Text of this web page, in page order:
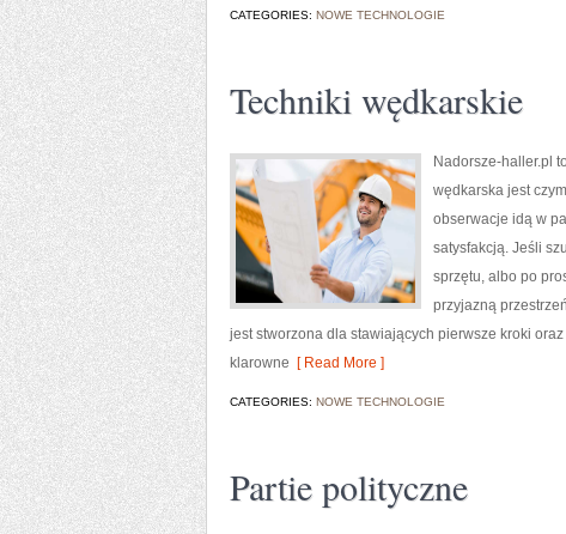
CATEGORIES: NOWE TECHNOLOGIE
Techniki wędkarskie
Nadorsze-haller.pl
wędkarska jest
obserwacje idą w
satysfakcją. Jeśli
sprzętu, albo po
przyjazną
jest stworzona dla stawiających pierwsze kroki
klarowne [ Read More ]
CATEGORIES: NOWE TECHNOLOGIE
Partie polityczne